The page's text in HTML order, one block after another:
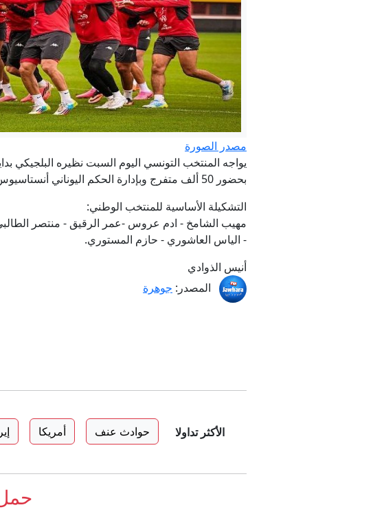
تنكيل وتعذيب
أصول
مصدر الصورة
بحضور 50 ألف متفرج وبإدارة الحكم اليوناني أنستاسيوس سيديروبولوس.
التشكيلة الأساسية للمنتخب الوطني:
مهيب الشامخ - ادم عروس -عمر الرقيق - منتصر
- الياس العاشوري - حازم المستوري.
أنيس الذوادي
المصدر: جوهرة
الأكثر تداولا حوادث عنف أمريكا